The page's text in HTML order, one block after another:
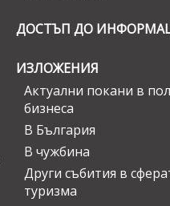
ДОСТЪП ДО
ИЗЛОЖЕНИЯ
Актуални покани в
бизнеса
В България
В чужбина
Други събития в
туризма